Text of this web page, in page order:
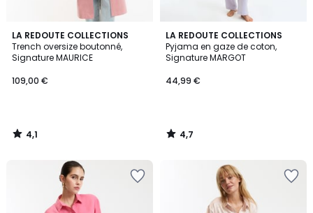
LA REDOUTE COLLECTIONS
Trench oversize boutonné,
Signature MAURICE
109,00 €
4,1
/ 5
4,1
/
LA REDOUTE COLLECTIONS
Pyjama en gaze de coton,
Signature MARGOT
44,99 €
4,7
/ 5
4,7
/